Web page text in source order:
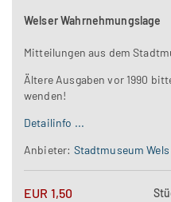
Welser Wahrnehmungslage
Mitteilungen aus dem
Ältere Ausgaben vor 1990
wenden!
Detailinfo ...
Anbieter: Stadtmuseum
EUR 1,50